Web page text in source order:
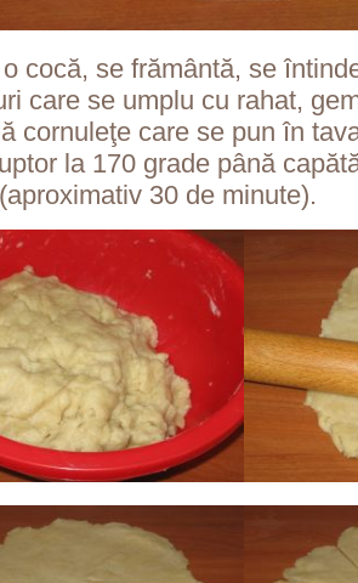
cocă, se frământă, se
care se umplu cu rahat,
cornuleţe care se pun în
la 170 grade până
30 de minute).